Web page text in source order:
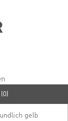
gelb